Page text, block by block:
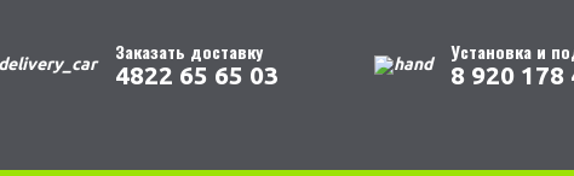
Заказать доставку
4822 65 65 03
Установка и
8 920 178